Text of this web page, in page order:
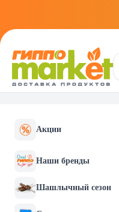
Акции
Наши бренды
Шашлычный сезон